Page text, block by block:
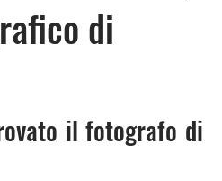
di
il fotografo di